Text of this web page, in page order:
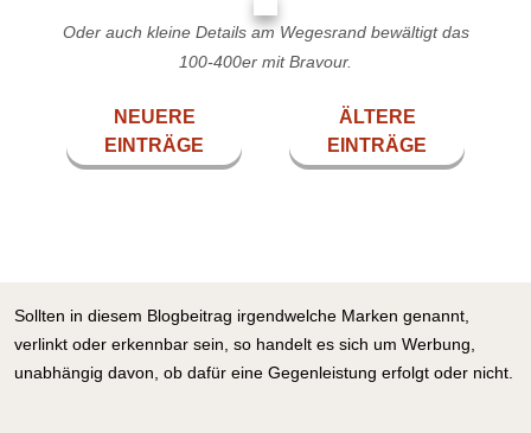
Oder auch kleine Details am Wegesrand bewältigt das
100-400er mit Bravour.
NEUERE
EINTRÄGE
ÄLTERE
EINTRÄGE
Sollten in diesem Blogbeitrag irgendwelche Marken genannt,
verlinkt oder erkennbar sein, so handelt es sich um Werbung,
unabhängig davon, ob dafür eine Gegenleistung erfolgt oder nicht.